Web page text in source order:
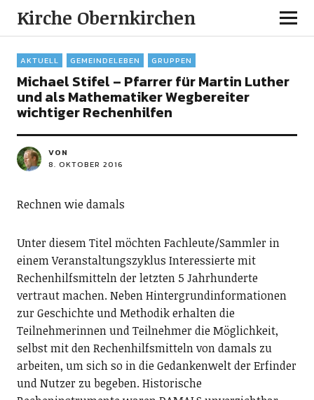
Kirche Obernkirchen
AKTUELL GEMEINDELEBEN GRUPPEN
Michael Stifel – Pfarrer für Martin Luther
und als Mathematiker Wegbereiter
wichtiger Rechenhilfen
VON
8. OKTOBER 2016
Rechnen wie damals
Unter diesem Titel möchten Fachleute/Sammler in
einem Veranstaltungszyklus Interessierte mit
Rechenhilfsmitteln der letzten 5 Jahrhunderte
vertraut machen. Neben Hintergrundinformationen
zur Geschichte und Methodik erhalten die
Teilnehmerinnen und Teilnehmer die Möglichkeit,
selbst mit den Rechenhilfsmitteln von damals zu
arbeiten, um sich so in die Gedankenwelt der Erfinder
und Nutzer zu begeben. Historische